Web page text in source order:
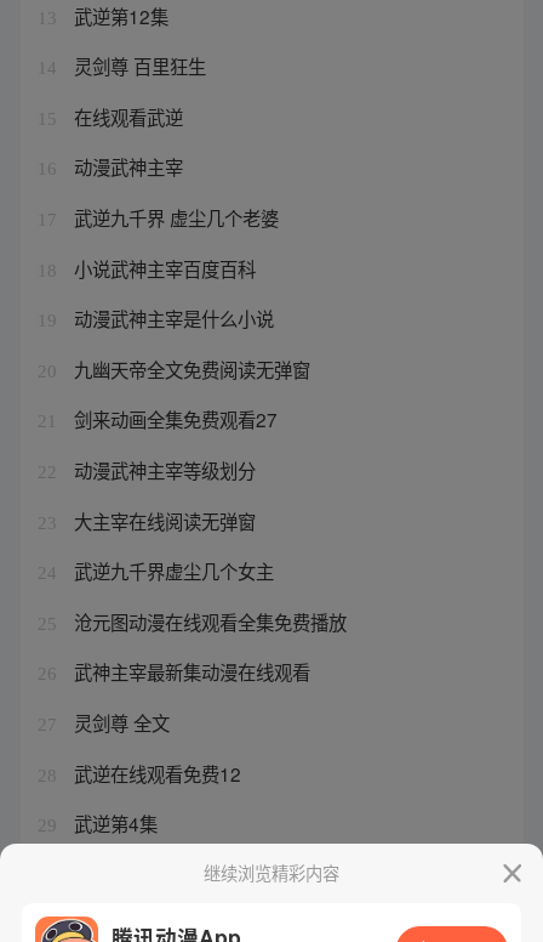
13 武逆第12集
14 灵剑尊 百里狂生
15 在线观看武逆
16 动漫武神主宰
17 武逆九千界 虚尘几个老婆
18 小说武神主宰百度百科
19 动漫武神主宰是什么小说
20 九幽天帝全文免费阅读无弹窗
21 剑来动画全集免费观看27
22 动漫武神主宰等级划分
23 大主宰在线阅读无弹窗
24 武逆九千界虚尘几个女主
25 沧元图动漫在线观看全集免费播放
26 武神主宰最新集动漫在线观看
27 灵剑尊 全文
28 武逆在线观看免费12
29 武逆第4集
武神主宰最新章节列表-武神主宰
继续浏览精彩内容